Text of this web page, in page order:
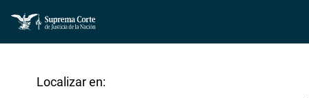
Localizar en: